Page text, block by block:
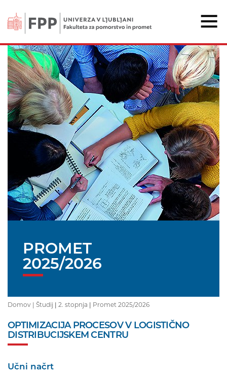
PROMET
2025/2026
Domov | Študij | 2. stopnja | Promet 2025/2026
OPTIMIZACIJA PROCESOV V LOGISTIČNO
DISTRIBUCIJSKEM CENTRU
Učni načrt